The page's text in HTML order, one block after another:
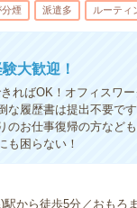
煙 派遣多 ルーティ
大歓迎！
ればOK！オフィスワ
な履歴書は提出不要で
のお仕事復帰の方な
も困らない！
駅から徒歩5分／おもろ